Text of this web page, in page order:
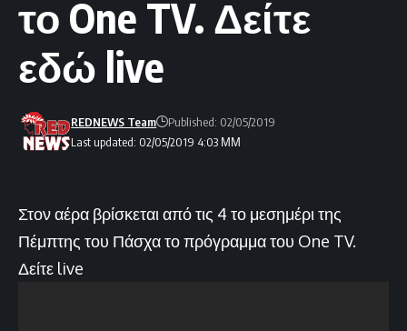
το One TV. Δείτε
εδώ live
Last updated: 02/05/2019 4:03 ΜΜ
REDNEWS Team Published: 02/05/2019
Στον αέρα βρίσκεται από τις 4 το μεσημέρι της
Πέμπτης του Πάσχα το πρόγραμμα του One TV.
Δείτε live